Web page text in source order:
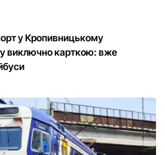
у Кропивницькому
виключно карткою: вже